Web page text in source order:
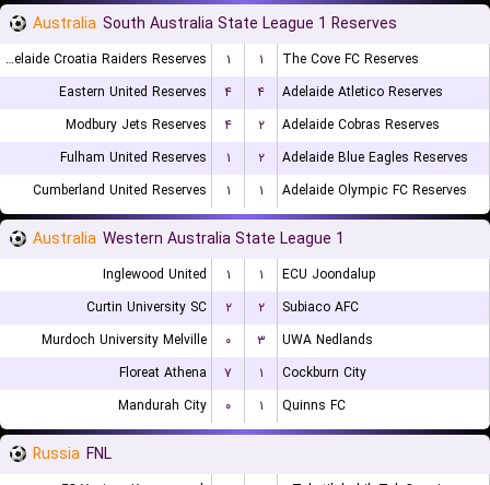
Australia South Australia State League 1 Reserves
Adelaide Croatia Raiders Reserves ۱ ۱
The Cove FC Reserves
Eastern United Reserves
۴ ۴
Adelaide Atletico Reserves
Modbury Jets Reserves
۴ ۲
Adelaide Cobras Reserves
Fulham United Reserves
۱ ۲
Adelaide Blue Eagles Reserves
Cumberland United Reserves
۱ ۱ Adelaide Olympic FC Reserves
Australia Western Australia State League 1
Inglewood United ۱ ۱
ECU Joondalup
Curtin University SC
۲ ۲
Subiaco AFC
Murdoch University Melville
۰ ۳
UWA Nedlands
Floreat Athena
۷ ۱
Cockburn City
Mandurah City
۰ ۱ Quinns FC
Russia FNL